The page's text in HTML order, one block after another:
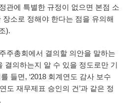
관에 특별한 규정이 없으면 본점 소
소로 정해야 한다는 점을 유의해
).
주총회에서 결의할 의안을 말하는
결의하는지 알 수 있을 정도로만 기
들면, ‘2018 회계연도 감사 보수
도 재무제표 승인의 건’과 같은 정